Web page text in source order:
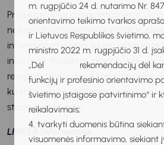
m. rugpjūčio 24 d. nutarimo Nr.
orientavimo teikimo tvarkos
ir Lietuvos Respublikos švietimo,
ministro 2022 m. rugpjūčio 31 d.
„Dėl rekomendacijų dėl
funkcijų ir profesinio orientavimo
švietimo įstaigose patvirtinimo“ ir
reikalavimais;
4. tvarkyti duomenis būtina
visuomenės informavimo, siekiant
Projektas „Draugiškas internetas“,
neformaliojo švietimo agentūros,
informuotumą apie saugų, atsakingą
internete. Projektas skatina vaikų
rengimą, tėvų įsitraukimą ir jaunimo
kurti saugesnę skaitmeninę aplinką
strategijos kryptis.
LINEŠA informacija